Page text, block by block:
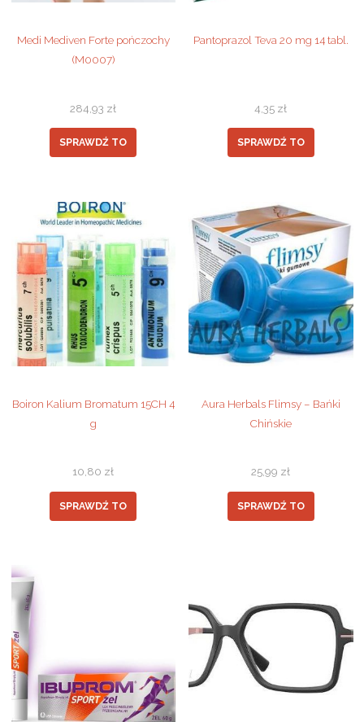
Medi Mediven Forte pończochy
(M0007)
284,93 zł
SPRAWDŹ TO
Pantoprazol Teva 20 mg 14 tabl.
4,35 zł
SPRAWDŹ TO
Boiron Kalium Bromatum 15CH 4
g
10,80 zł
SPRAWDŹ TO
Aura Herbals Flimsy – Bańki
Chińskie
25,99 zł
SPRAWDŹ TO